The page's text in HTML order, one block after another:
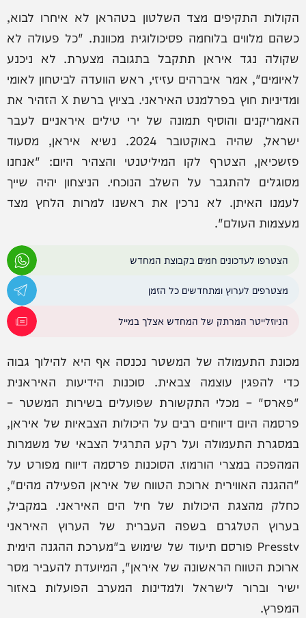
הקולות התקיפים מצד השלטון בטהראן לא איחרו לבוא,
כשהם מלווים בלוחמה פסיכולוגית מכוונת. "כל פעולה לא
שקולה נגד איראן תתקבל בתגובה מצערת. לא ניכנע
לאיומים", אמר איברהים עזיזי, ראש הוועדה לביטחון לאומי
ומדיניות חוץ בפרלמנט האיראני. בציוץ ברשת X הזהיר את
האמריקנים והוסיף תמונה של ירי טילים איראניים לעבר
ישראל, שהיה באוקטובר 2024. נשיא איראן, מסעוד
פזשכיאן, הצטרף לקו המיליטנטי והצהיר היום: "אנחנו
מסוגלים להתגבר על השלב הנוכחי. הניצחון יהיה שייך
לעמנו האיתן. לא נרכין את ראשנו למרות הלחץ מצד
מעצמות העולם".
הצטרפו לעדכונים חמים בקבוצת המחדש
מצטרפים לערוץ ומתחדשים כל הזמן
הניוזלייטר המרתק של המחדש אצלך במייל
מכונת התעמולה של המשטר נכנסה אף היא להילוך גבוה
כדי להפגין עוצמה צבאית. סוכנות הידיעות האיראנית
"פארס" – מכלי התקשורת שפועלים בשירות המשטר –
פרסמה היום דיווחים רבים על היכולות הצבאיות של איראן,
במסגרת התעמולה ועל רקע התרגיל הצבאי של משמרות
המהפכה במצרי הורמוז. הסוכנות פרסמה דיווח מפורט על
"ההגנה האווירית ארוכת הטווח של איראן הפעילה מהים",
כחלק מהצגת היכולות של חיל הים האיראני. במקביל,
בערוץ הטלגרם בשפה העברית של הערוץ האיראני
Presstv פורסם תיעוד של שימוש ב"מערכת ההגנה הימית
ארוכת הטווח הראשונה של איראן", המיועדת להעביר מסר
ישיר וברור לישראל ולמדינות המערב הפועלות באזור
המפרץ.